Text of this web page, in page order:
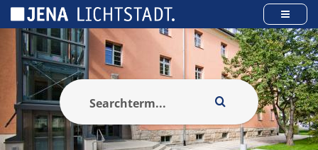
Cookies management panel